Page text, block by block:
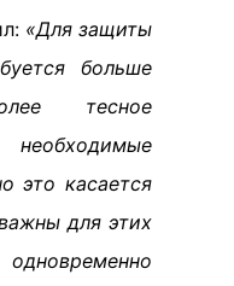
«Для защиты
больше
тесное
это касается
для этих